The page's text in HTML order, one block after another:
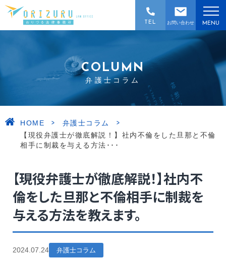
お問い合わせ
TEL MENU
COLUMN
弁護士コラム
HOME > 弁護士コラム >
【現役弁護士が徹底解説！】社内不倫をした旦那と不倫
相手に制裁を与える方法･･･
【現役弁護士が徹底解説！】社内不
倫をした旦那と不倫相手に制裁を
与える方法を教えます。
2024.07.24 弁護士コラム